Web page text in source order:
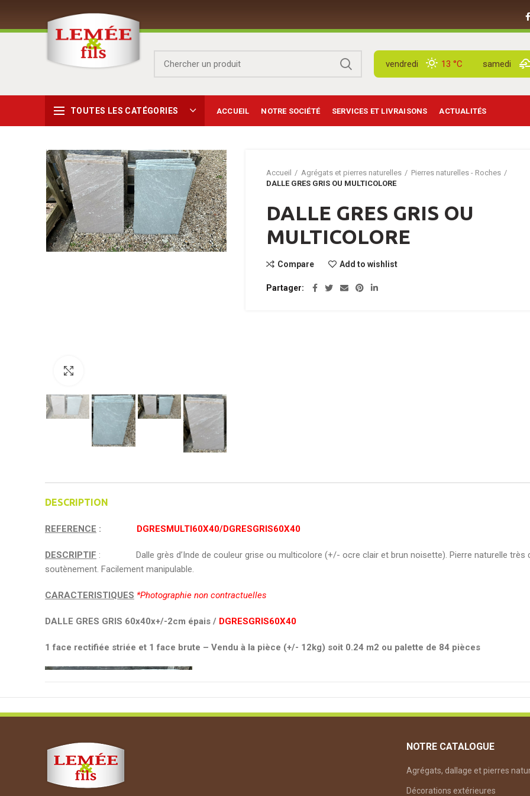
vendredi 13 °C samedi
TOUTES LES CATÉGORIES ACCUEIL NOTRE SOCIÉTÉ SERVICES ET LIVRAISONS ACTUALITÉS
Accueil Agrégats et pierres naturelles
Pierres naturelles - Roches
DALLE GRES GRIS OU MULTICOLORE
DALLE GRES GRIS OU
MULTICOLORE
Compare Add to wishlist
Partager
DESCRIPTION
REFERENCE : DGRESMULTI60X40/DGRESGRIS60X40
DESCRIPTIF : Dalle grès d’Inde de couleur grise ou multicolore (+/- ocre clair et brun noisette). Pierre naturelle très
soutènement. Facilement manipulable.
CARACTERISTIQUES *Photographie non contractuelles
DALLE GRES GRIS 60x40x+/-2cm épais / DGRESGRIS60X40
1 face rectifiée striée et 1 face brute – Vendu à la pièce (+/- 12kg) soit 0.24 m2 ou palette de 84 pièces
NOTRE CATALOGUE
Agrégats, dallage et pierres
Décorations extérieures